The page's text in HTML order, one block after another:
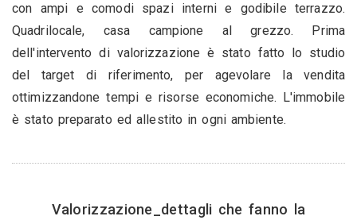
con ampi e comodi spazi interni e godibile terrazzo.
Quadrilocale, casa campione al grezzo. Prima
dell'intervento di valorizzazione è stato fatto lo studio
del target di riferimento, per agevolare la vendita
ottimizzandone tempi e risorse economiche. L'immobile
è stato preparato ed allestito in ogni ambiente.
Valorizzazione_dettagli che fanno la